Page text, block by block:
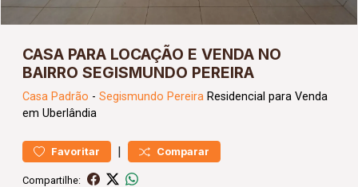
CASA PARA LOCAÇÃO E VENDA NO
BAIRRO SEGISMUNDO PEREIRA
Casa Padrão - Segismundo Pereira Residencial para Venda
em Uberlândia
Favoritar | Comparar
Compartilhe: